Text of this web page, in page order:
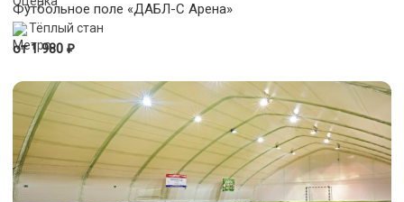
Футбольное поле «ДАБЛ-С Арена»
Тёплый стан
от 1 980 ₽